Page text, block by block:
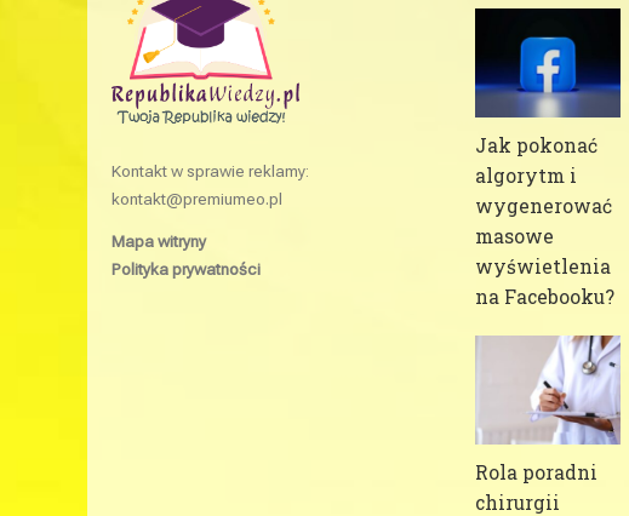
Kontakt w sprawie reklamy:
kontakt@premiumeo.pl
Mapa witryny
Polityka prywatności
Jak pokonać
algorytm i
wygenerować
masowe
wyświetlenia
na Facebooku?
Rola poradni
chirurgii